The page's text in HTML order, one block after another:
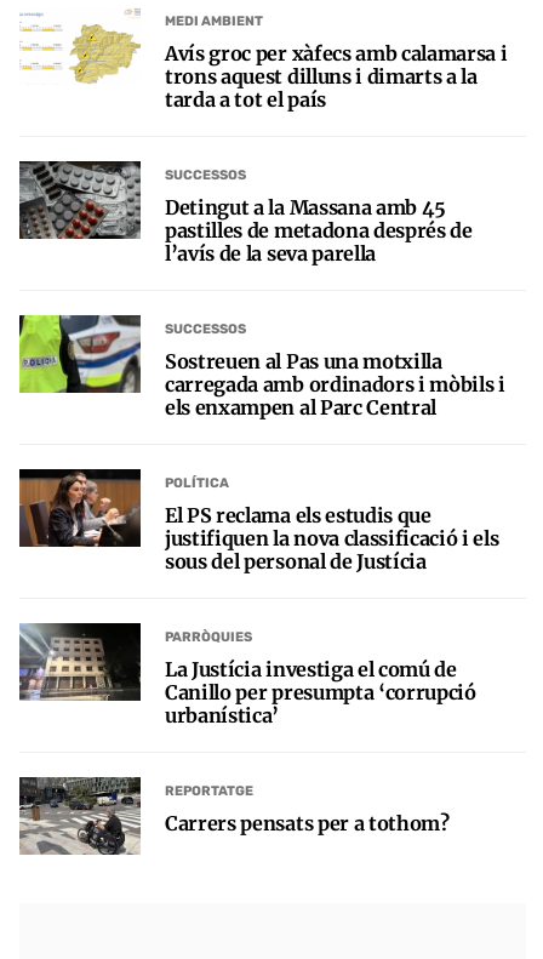
MEDI AMBIENT
Avís groc per xàfecs amb calamarsa i
trons aquest dilluns i dimarts a la
tarda a tot el país
SUCCESSOS
Detingut a la Massana amb 45
pastilles de metadona després de
l’avís de la seva parella
SUCCESSOS
Sostreuen al Pas una motxilla
carregada amb ordinadors i mòbils i
els enxampen al Parc Central
POLÍTICA
El PS reclama els estudis que
justifiquen la nova classificació i els
sous del personal de Justícia
PARRÒQUIES
La Justícia investiga el comú de
Canillo per presumpta ‘corrupció
urbanística’
REPORTATGE
Carrers pensats per a tothom?